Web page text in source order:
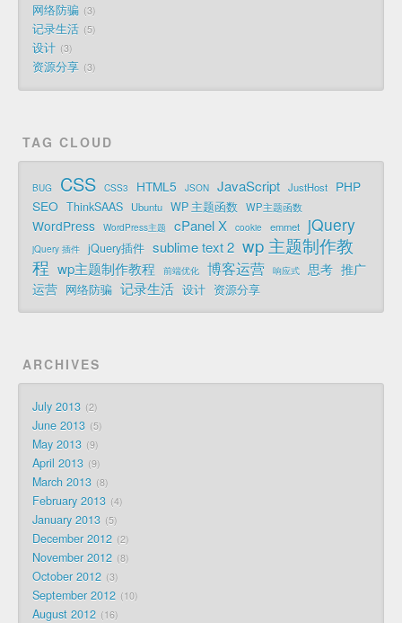
网络防骗 3
记录生活 5
设计 3
资源分享 3
TAG CLOUD
BUG CSS CSS3 HTML5 JSON JavaScript JustHost
PHP
SEO ThinkSAAS Ubuntu WP 主题函数 WP主题函数
WordPress WordPress主题 cPanel X cookie emmet jQuery
jQuery 插件 jQuery插件 sublime text 2 wp 主题制作教
程 wp主题制作教程 前端优化 博客运营 响应式 思考 推广
运营 网络防骗 记录生活 设计 资源分享
ARCHIVES
July 2013 2
June 2013 5
May 2013 9
April 2013 9
March 2013 8
February 2013 4
January 2013 5
December 2012 2
November 2012 8
October 2012 3
September 2012 10
August 2012 16